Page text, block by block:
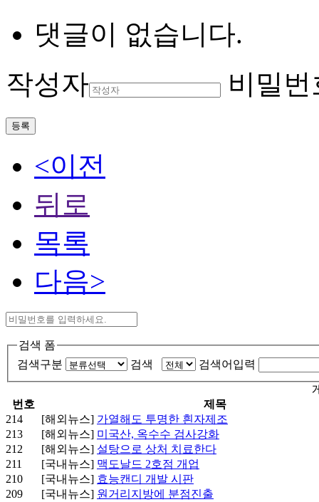
댓글이 없습니다.
작성자
비밀번
등록
<이전
뒤로
목록
다음>
검색 폼
검색구분
검색 검색어입력
번호
제목
214
[해외뉴스] 가열해도 투명한 흰자제조
213
[해외뉴스] 미국산, 옥수수 검사강화
212
[해외뉴스] 설탕으로 상처 치료한다
211
[국내뉴스] 맥도날드 2호점 개업
210
[국내뉴스] 효능캔디 개발 시판
209
[국내뉴스] 원거리지방에 분점진출